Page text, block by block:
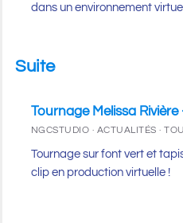
dans un environnement
Suite
Tournage Melissa Rivière
NGCSTUDIO · ACTUALITÉS ·
Tournage sur font vert et
clip en production virtuelle !